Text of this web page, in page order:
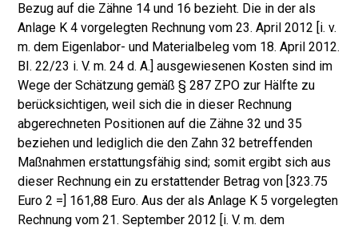
Bezug auf die Zähne 14 und 16 be­zieht. Die in der als
Anlage K 4 vorgelegten Rechnung vom 23. April 2012 [i. v.
m. dem Eigenlabor- und Materialbeleg vom 18. April 2012.
BI. 22/23 i. V. m. 24 d. A.] ausge­wiesenen Kosten sind im
Wege der Schätzung gemäß § 287 ZPO zur Hälfte zu
berücksichtigen, weil sich die in dieser Rechnung
abgerechneten Positionen auf die Zähne 32 und 35
beziehen und lediglich die den Zahn 32 betreffenden
Maßnahmen erstattungsfähig sind; somit ergibt sich aus
dieser Rechnung ein zu erstattender Betrag von [323.75
Euro 2 =] 161,88 Euro. Aus der als Anlage K 5 vorgelegten
Rechnung vom 21. September 2012 [i. V. m. dem